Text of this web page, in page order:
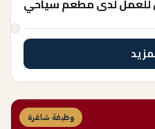
لدى مطعم سياحي
وظيفة شاغرة